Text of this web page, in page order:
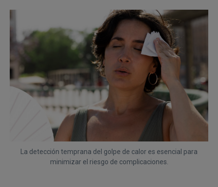
La detección temprana del golpe de calor es esencial para
minimizar el riesgo de complicaciones.